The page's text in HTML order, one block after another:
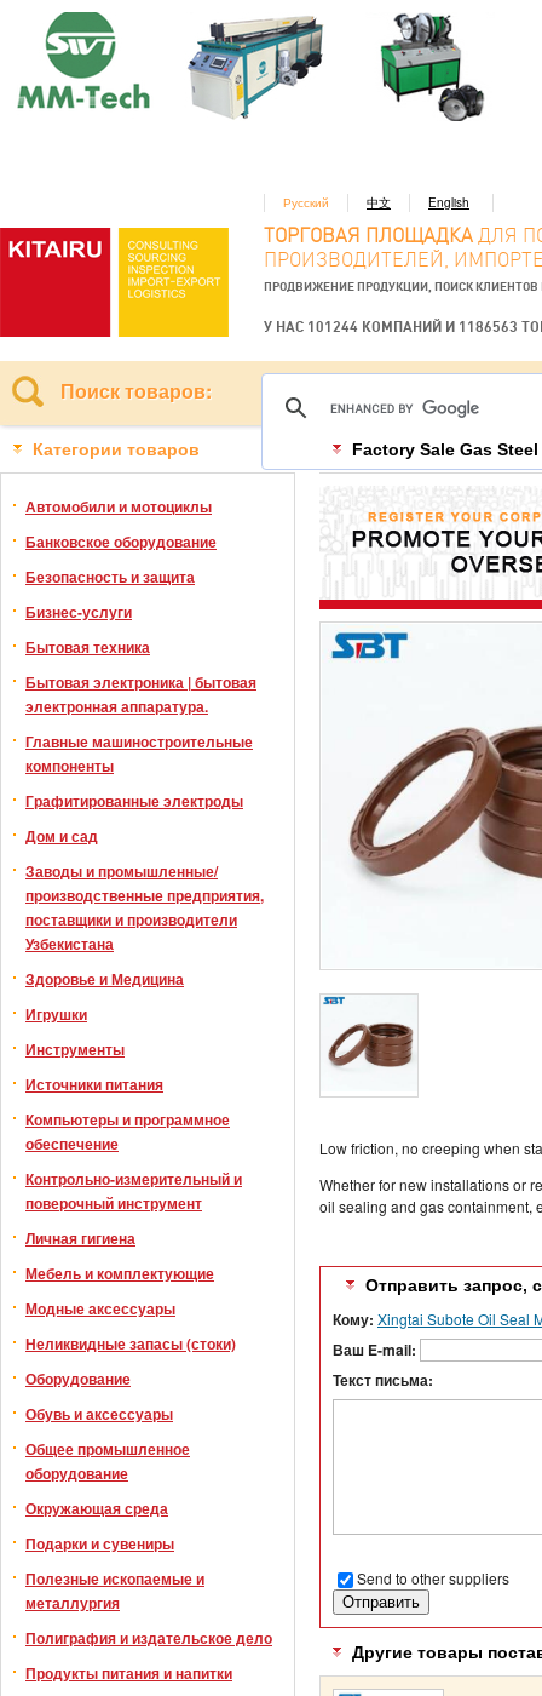
Русский 中文 English
ТОРГОВАЯ ПЛОЩАДКА ДЛЯ
ПРОИЗВОДИТЕЛЕЙ,
ПРОДВИЖЕНИЕ ПРОДУКЦИИ, ПОИСК КЛИЕНТОВ
У НАС 101244 КОМПАНИЙ И 1186563
Поиск товаров:
Категории товаров
Автомобили и мотоциклы
Банковское оборудование
Безопасность и защита
Бизнес-услуги
Бытовая техника
Бытовая электроника | бытовая
электронная аппаратура.
Главные машиностроительные
компоненты
Графитированные электроды
Дом и сад
Заводы и промышленные/
производственные предприятия,
поставщики и производители
Узбекистана
Здоровье и Медицина
Игрушки
Инструменты
Источники питания
Компьютеры и программное
обеспечение
Контрольно-измерительный и
поверочный инструмент
Личная гигиена
Мебель и комплектующие
Модные аксессуары
Неликвидные запасы (стоки)
Оборудование
Обувь и аксессуары
Общее промышленное
оборудование
Окружающая среда
Подарки и сувениры
Полезные ископаемые и
металлургия
Полиграфия и издательское дело
Продукты питания и напитки
Factory Sale Gas
Low friction, no creeping when
Whether for new installations or
oil sealing and gas containment,
Отправить запрос,
Кому: Xingtai Subote Oil Seal
Ваш E-mail:
Текст письма:
Send to other suppliers
Другие товары